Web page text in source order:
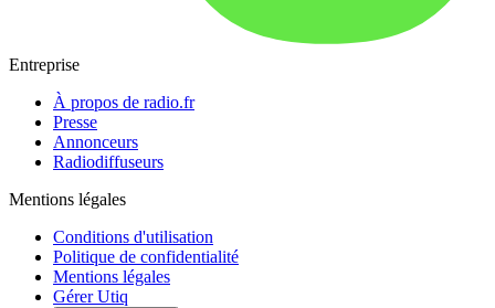
Entreprise
À propos de radio.fr
Presse
Annonceurs
Radiodiffuseurs
Mentions légales
Conditions d'utilisation
Politique de confidentialité
Mentions légales
Gérer Utiq